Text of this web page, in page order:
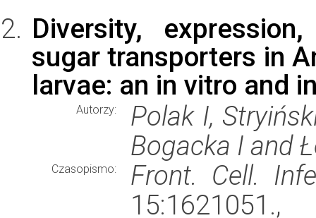
Diversity,
sugar transporters in
larvae: an in vitro and
Autorzy:
Polak I,
Bogacka I and
Czasopismo:
Front. Cell.